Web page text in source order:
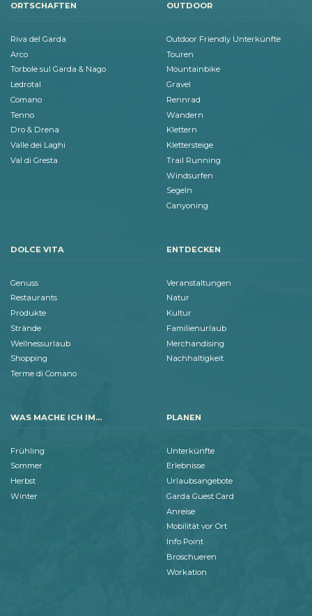
ORTSCHAFTEN
Riva del Garda
Arco
Torbole sul Garda & Nago
Ledrotal
Comano
Tenno
Dro & Drena
Valle dei Laghi
Val di Gresta
OUTDOOR
Outdoor Friendly Unterkünfte
Touren
Mountainbike
Gravel
Rennrad
Wandern
Klettern
Klettersteige
Trail Running
Windsurfen
Segeln
Canyoning
DOLCE VITA
Genuss
Restaurants
Produkte
Strände
Wellnessurlaub
Shopping
Terme di Comano
ENTDECKEN
Veranstaltungen
Natur
Kultur
Familienurlaub
Merchandising
Nachhaltigkeit
WAS MACHE ICH IM...
Frühling
Sommer
Herbst
Winter
PLANEN
Unterkünfte
Erlebnisse
Urlaubsangebote
Garda Guest Card
Anreise
Mobilität vor Ort
Info Point
Broschueren
Workation